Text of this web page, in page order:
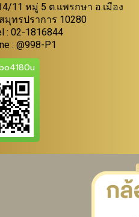
11 หมู่ 5 ต.แพรกษา อ.เมือง
มุทรปราการ 10280
: 02-1816844
: @998-P1